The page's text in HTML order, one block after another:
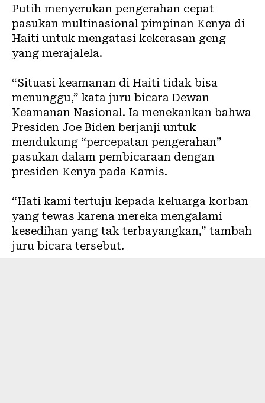
Putih menyerukan pengerahan cepat
pasukan multinasional pimpinan Kenya di
Haiti untuk mengatasi kekerasan geng
yang merajalela.
“Situasi keamanan di Haiti tidak bisa
menunggu,” kata juru bicara Dewan
Keamanan Nasional. Ia menekankan bahwa
Presiden Joe Biden berjanji untuk
mendukung “percepatan pengerahan”
pasukan dalam pembicaraan dengan
presiden Kenya pada Kamis.
“Hati kami tertuju kepada keluarga korban
yang tewas karena mereka mengalami
kesedihan yang tak terbayangkan,” tambah
juru bicara tersebut.